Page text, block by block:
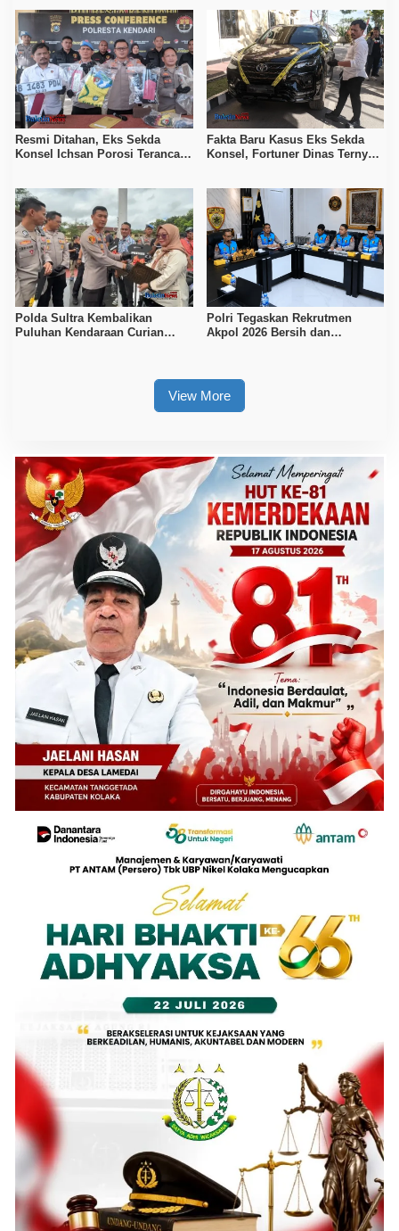
Resmi Ditahan, Eks Sekda
Konsel Ichsan Porosi Terancam
Fakta Baru Kasus Eks Sekda
Konsel, Fortuner Dinas Ternyata
Polda Sultra Kembalikan
Puluhan Kendaraan Curian
Polri Tegaskan Rekrutmen
Akpol 2026 Bersih dan
View More